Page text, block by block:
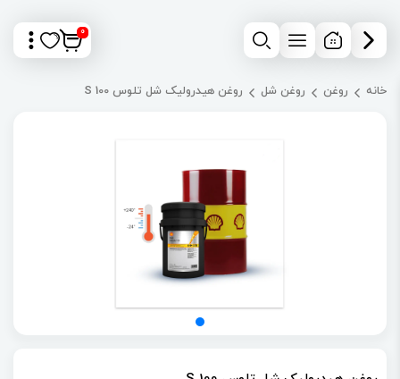
0
خانه روغن روغن شل روغن هیدرولیک شل تلوس S 100